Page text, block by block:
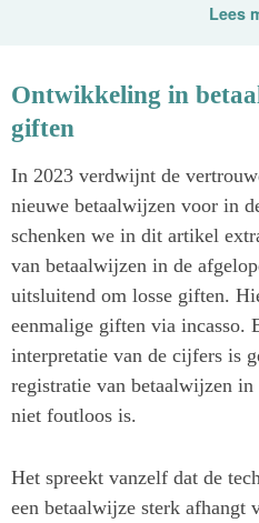
toegang tot het dashboard en
mail naarinfo@datainside.nl.
Lees
Ontwikkeling in
giften
In 2023 verdwijnt de
nieuwe betaalwijzen voor in
schenken we in dit artikel
van betaalwijzen in de
uitsluitend om losse giften.
eenmalige giften via incasso.
interpretatie van de cijfers is
registratie van betaalwijzen
niet foutloos is.
Het spreekt vanzelf dat de
een betaalwijze sterk afhangt